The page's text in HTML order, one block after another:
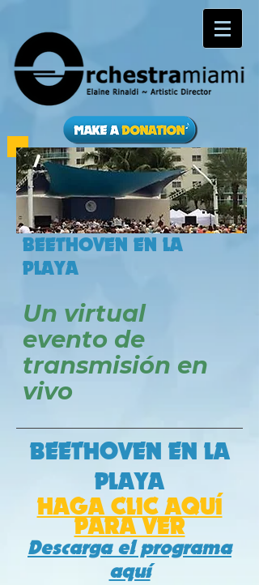
BEETHOVEN EN LA
PLAYA
Un virtual
evento de
transmisión en
vivo
BEETHOVEN EN LA
PLAYA
HAGA CLIC AQUÍ
PARA VER
Descarga el programa
aquí